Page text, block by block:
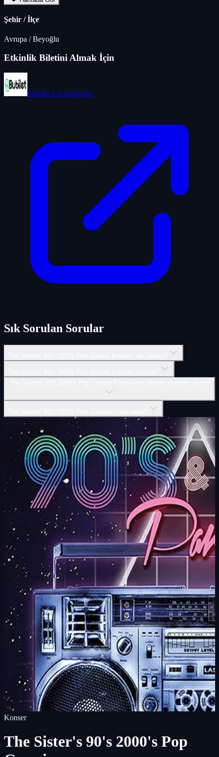
Şehir / İlçe
Avrupa /Beyoğlu
Etkinlik Biletini Almak İçin
Bubilet için tıklayınız
Sık Sorulan Sorular
Konser
The Sister's 90's 2000's Pop